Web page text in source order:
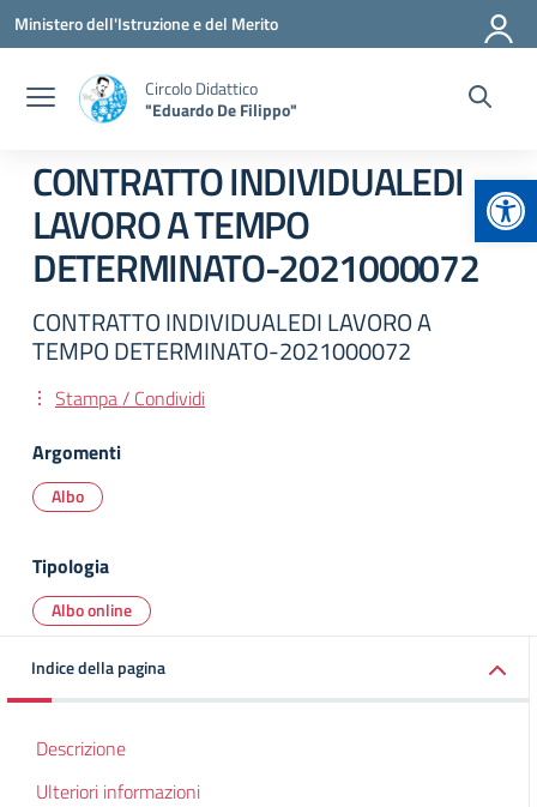
Vai ai contenuti
Vai al menu di navigazione
Vai al footer
Ministero dell'Istruzione e del Merito
Circolo Didattico
"Eduardo De Filippo"
CONTRATTO INDIVIDUALEDI
LAVORO A TEMPO
DETERMINATO-2021000072
CONTRATTO INDIVIDUALEDI LAVORO A
TEMPO DETERMINATO-2021000072
Stampa / Condividi
Argomenti
Albo
Tipologia
Albo online
Indice della pagina
Descrizione
Ulteriori informazioni